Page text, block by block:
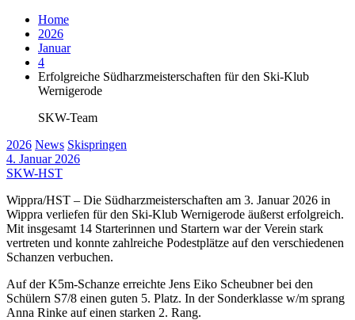
Home
2026
Januar
4
Erfolgreiche Südharzmeisterschaften für den Ski-Klub
Wernigerode
SKW-Team
2026 News Skispringen
4. Januar 2026
SKW-HST
Wippra/HST – Die Südharzmeisterschaften am 3. Januar 2026 in
Wippra verliefen für den Ski-Klub Wernigerode äußerst erfolgreich.
Mit insgesamt 14 Starterinnen und Startern war der Verein stark
vertreten und konnte zahlreiche Podestplätze auf den verschiedenen
Schanzen verbuchen.
Auf der K5m-Schanze erreichte Jens Eiko Scheubner bei den
Schülern S7/8 einen guten 5. Platz. In der Sonderklasse w/m sprang
Anna Rinke auf einen starken 2. Rang.